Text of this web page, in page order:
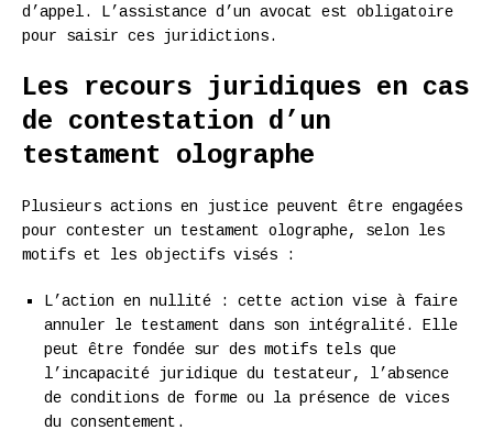
d’appel. L’assistance d’un avocat est obligatoire
pour saisir ces juridictions.
Les recours juridiques en cas
de contestation d’un
testament olographe
Plusieurs actions en justice peuvent être engagées
pour contester un testament olographe, selon les
motifs et les objectifs visés :
L’action en nullité : cette action vise à faire
annuler le testament dans son intégralité. Elle
peut être fondée sur des motifs tels que
l’incapacité juridique du testateur, l’absence
de conditions de forme ou la présence de vices
du consentement.